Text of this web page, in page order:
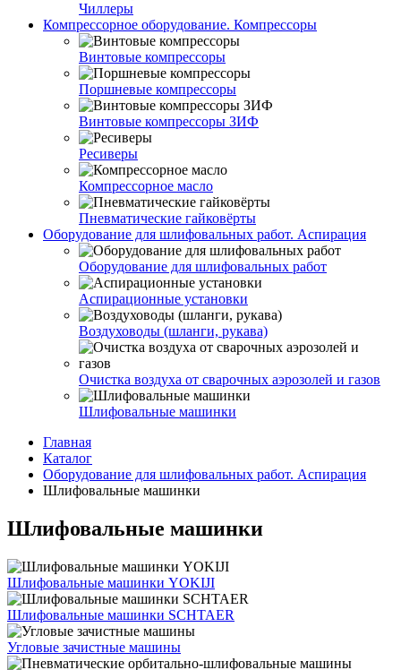
Чиллеры
Компрессорное оборудование. Компрессоры
Винтовые компрессоры
Поршневые компрессоры
Винтовые компрессоры ЗИФ
Ресиверы
Компрессорное масло
Пневматические гайковёрты
Оборудование для шлифовальных работ. Аспирация
Оборудование для шлифовальных работ
Аспирационные установки
Воздуховоды (шланги, рукава)
Очистка воздуха от сварочных аэрозолей и газов
Шлифовальные машинки
Главная
Каталог
Оборудование для шлифовальных работ. Аспирация
Шлифовальные машинки
Шлифовальные машинки
Шлифовальные машинки YOKIJI
Шлифовальные машинки SCHTAER
Угловые зачистные машины